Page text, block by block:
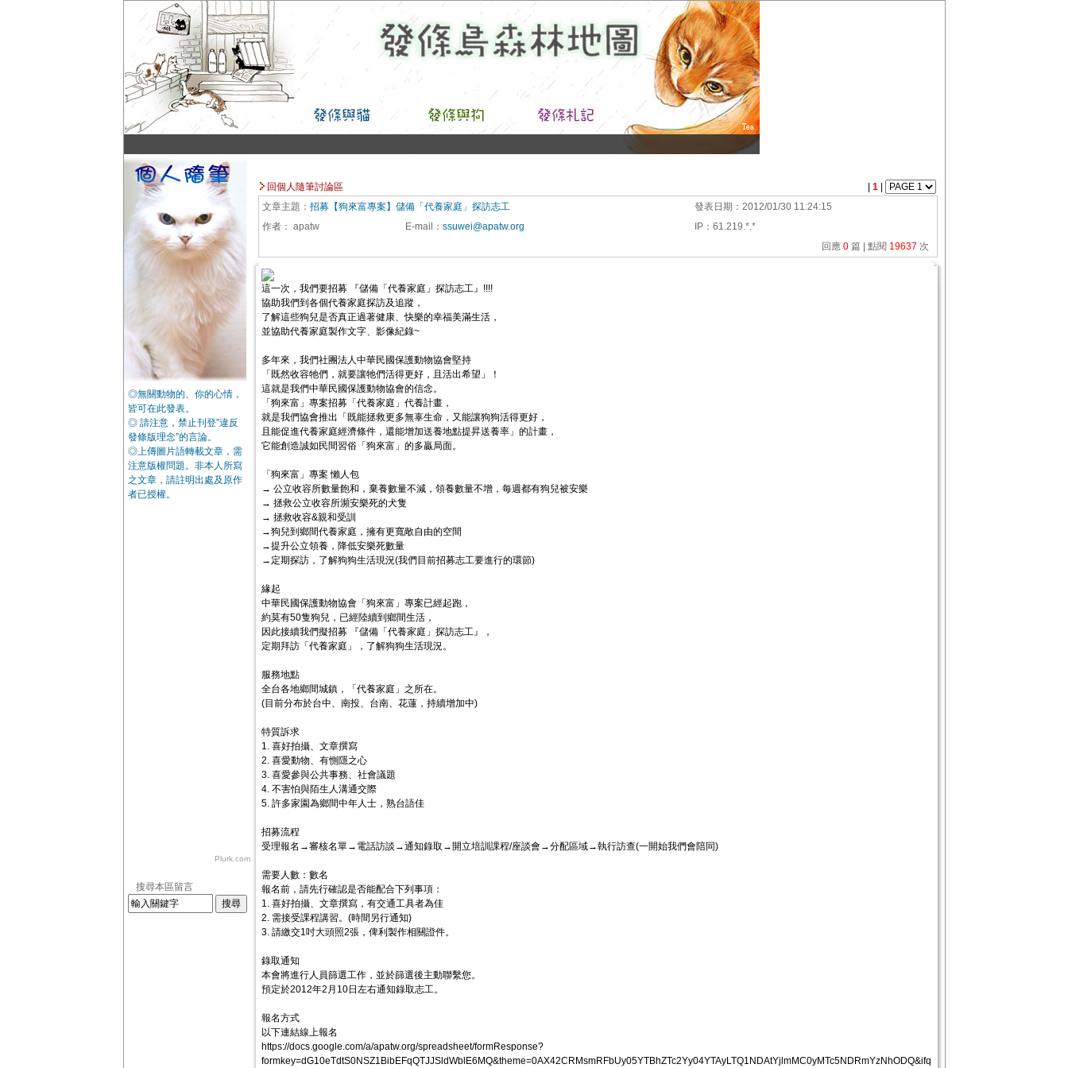
◎無關動物的、你的心情，
皆可在此發表。
◎ 請注意，禁止刊登”違反
發條版理念”的言論。
◎上傳圖片語轉載文章，需
注意版權問題。非本人所寫
之文章，請註明出處及原作
者已授權。
Plurk.com
搜尋本區留言
回個人隨筆討論區 1
文章主題： 招募【狗來富專案】儲備「代養家庭」探訪志工 發表日期： 2012/01/30 11:24:15
作者： apatw E-mail ： ssuwei@apatw.org IP： 61.219.*.*
回應 0 篇 | 點閱 19637 次
這一次，我們要招募 『儲備「代養家庭」探訪志工』!!!!
協助我們到各個代養家庭探訪及追蹤，
了解這些狗兒是否真正過著健康、快樂的幸福美滿生活，
並協助代養家庭製作文字、影像紀錄~
多年來，我們社團法人中華民國保護動物協會堅持
「既然收容牠們，就要讓牠們活得更好，且活出希望」！
這就是我們中華民國保護動物協會的信念。
「狗來富」專案招募「代養家庭」代養計畫，
就是我們協會推出「既能拯救更多無辜生命，又能讓狗狗活得更好，
且能促進代養家庭經濟條件，還能增加送養地點提昇送養率」的計畫，
它能創造誠如民間習俗「狗來富」的多贏局面。
「狗來富」專案 懶人包
→ 公立收容所數量飽和，棄養數量不減，領養數量不增，每週都有狗兒被安樂
→ 拯救公立收容所瀕安樂死的犬隻
→ 拯救收容&親和受訓
→狗兒到鄉間代養家庭，擁有更寬敞自由的空間
→提升公立領養，降低安樂死數量
→定期探訪，了解狗狗生活現況(我們目前招募志工要進行的環節)
緣起
中華民國保護動物協會「狗來富」專案已經起跑，
約莫有50隻狗兒，已經陸續到鄉間生活，
因此接續我們擬招募 『儲備「代養家庭」探訪志工』，
定期拜訪「代養家庭」，了解狗狗生活現況。
服務地點
全台各地鄉間城鎮，「代養家庭」之所在。
(目前分布於台中、南投、台南、花蓮，持續增加中)
特質訴求
1. 喜好拍攝、文章撰寫
2. 喜愛動物、有惻隱之心
3. 喜愛參與公共事務、社會議題
4. 不害怕與陌生人溝通交際
5. 許多家園為鄉間中年人士，熟台語佳
招募流程
受理報名→審核名單→電話訪談→通知錄取→開立培訓課程/座談會→分配區域→執行訪查(一開始我們會陪同)
需要人數：數名
報名前，請先行確認是否能配合下列事項：
1. 喜好拍攝、文章撰寫，有交通工具者為佳
2. 需接受課程講習。(時間另行通知)
3. 請繳交1吋大頭照2張，俾利製作相關證件。
錄取通知
本會將進行人員篩選工作，並於篩選後主動聯繫您。
預定於2012年2月10日左右通知錄取志工。
報名方式
以下連結線上報名
https://docs.google.com/a/apatw.org/spreadsheet/formResponse?
formkey=dG10eTdtS0NSZ1BibEFqQTJJSldWblE6MQ&theme=0AX42CRMsmRFbUy05YTBhZTc2Yy04YTAyLTQ1NDAtYjlmMC0yMTc5NDRmYzNhODQ&ifq